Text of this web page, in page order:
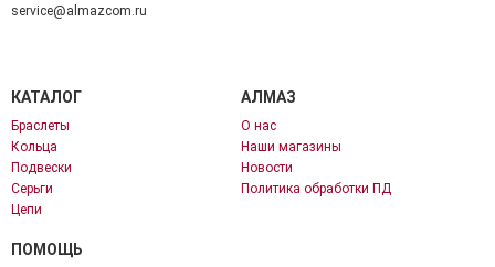
service@almazcom.ru
КАТАЛОГ
Браслеты
Кольца
Подвески
Серьги
Цепи
АЛМАЗ
О нас
Наши магазины
Новости
Политика обработки ПД
ПОМОЩЬ